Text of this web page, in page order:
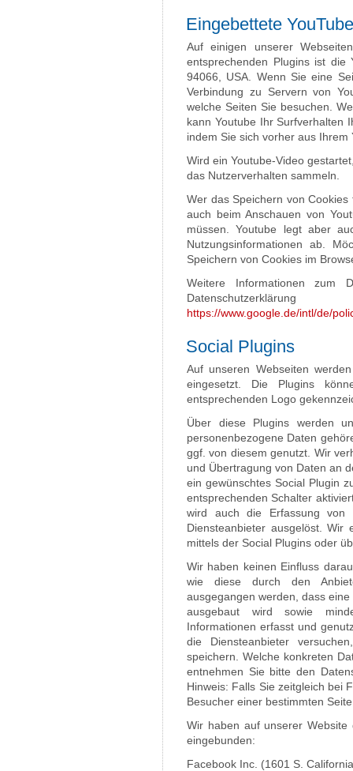
Eingebettete
Auf einigen unserer
entsprechenden Plugins ist die
94066, USA. Wenn Sie eine
Verbindung zu Servern von
welche Seiten Sie besuchen.
kann Youtube Ihr Surfverhalten
indem Sie sich vorher aus
Wird ein Youtube-Video
das Nutzerverhalten sammeln.
Wer das Speichern von
auch beim Anschauen von
müssen. Youtube legt aber
Nutzungsinformationen ab.
Speichern von Cookies im
Weitere Informationen zum
https://www.google.de/intl/de/
Social Plugins
Auf unseren Webseiten
eingesetzt. Die Plugins
entsprechenden Logo
Über diese Plugins werden
personenbezogene Daten
ggf. von diesem genutzt. Wir
und Übertragung von Daten an
ein gewünschtes Social Plugin
entsprechenden Schalter
wird auch die Erfassung von
Diensteanbieter ausgelöst. Wir
mittels der Social Plugins oder
Wir haben keinen Einfluss
wie diese durch den
ausgegangen werden, dass
ausgebaut wird sowie
Informationen erfasst und
die Diensteanbieter
speichern. Welche konkreten
entnehmen Sie bitte den
Hinweis: Falls Sie zeitgleich bei
Besucher einer bestimmten
Wir haben auf unserer Website
eingebunden:
Facebook Inc. (1601 S.